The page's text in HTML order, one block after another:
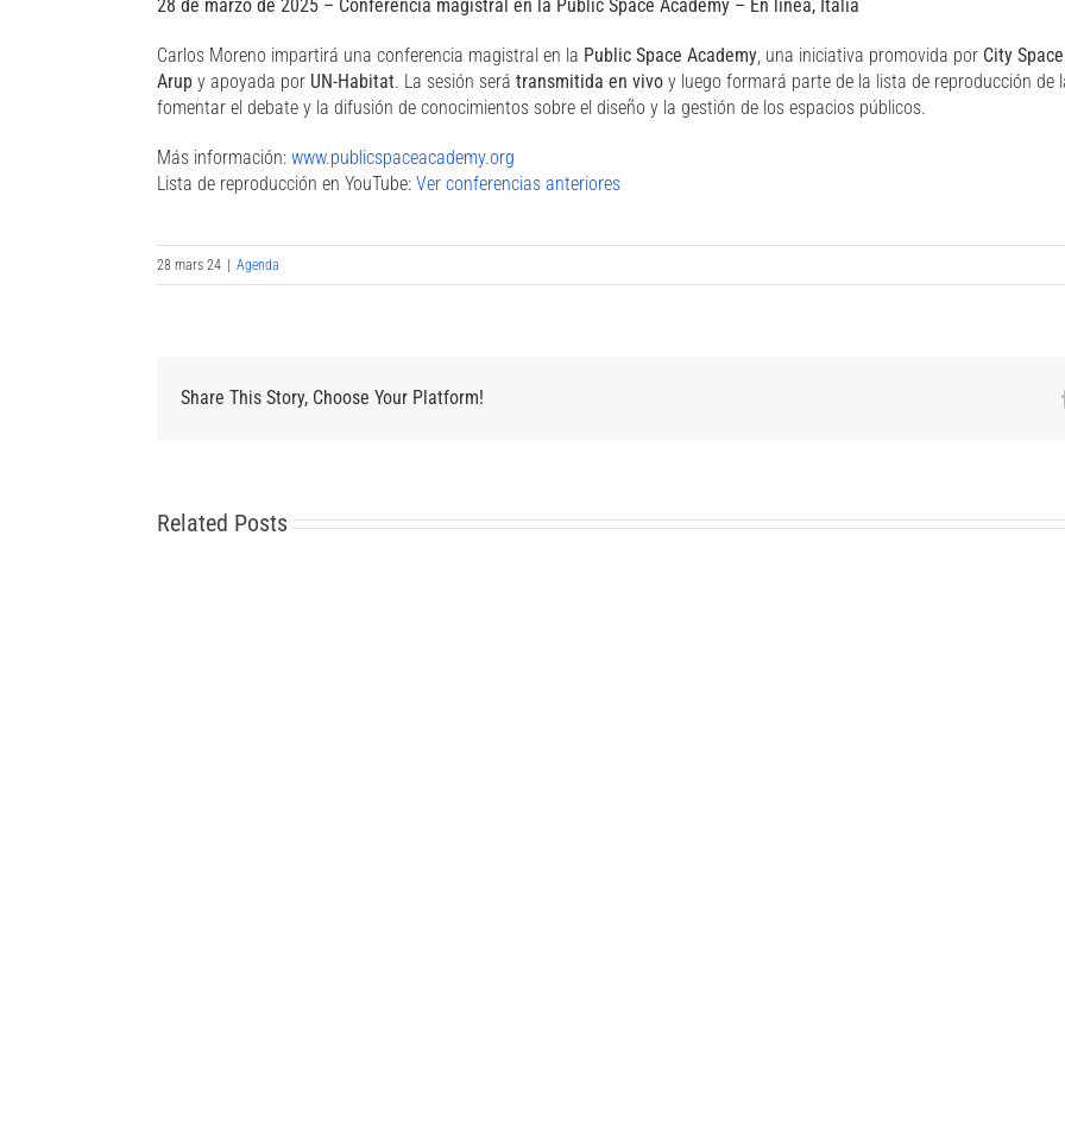
28 de marzo de 2025 – Conferencia magistral en la Public Space Academy – En línea, Italia
Carlos Moreno impartirá una conferencia magistral en la Public Space Academy, una iniciativa promovida por City
Arupy apoyada por UN-Habitat. La sesión será transmitida en vivoy luego formará parte de la lista de reproducción de
fomentar el debate y la difusión de conocimientos sobre el diseño y la gestión de los espacios públicos.
Más información: www.publicspaceacademy.org
Lista de reproducción en YouTube: Ver conferencias anteriores
28 mars 24 | Agenda
Share This Story, Choose Your Platform!
Related Posts